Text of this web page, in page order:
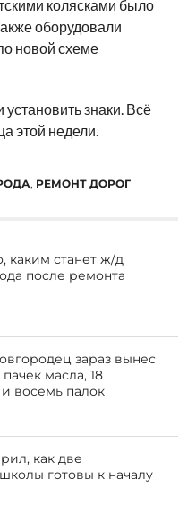
колясками было
оборудовали
новой схеме
знаки. Всё
этой недели.
, РЕМОНТ ДОРОГ
каким станет ж/д
после ремонта
зараз вынес
масла, 18
восемь палок
как две
готовы к началу